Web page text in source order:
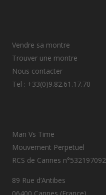
Vendre sa montre
Trouver une montre
Nous contacter
Tel : +33(0)9.82.61.17.70
Man Vs Time
Mouvement Perpetuel
RCS de Cannes n°532197092
89 Rue d’Antibes
06400 Cannes (France)